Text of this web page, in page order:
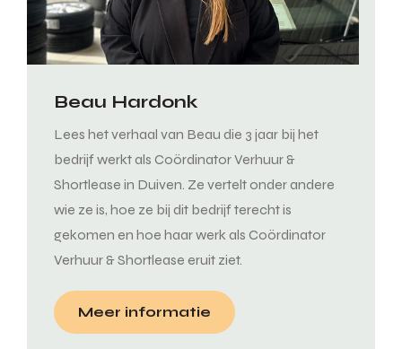
Beau Hardonk
Lees het verhaal van Beau die 3 jaar bij het
bedrijf werkt als Coördinator Verhuur &
Shortlease in Duiven. Ze vertelt onder andere
wie ze is, hoe ze bij dit bedrijf terecht is
gekomen en hoe haar werk als Coördinator
Verhuur & Shortlease eruit ziet.
Meer informatie